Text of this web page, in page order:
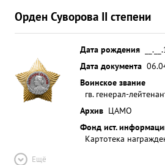
Орден Суворова II степени
Дата рождения
Дата документа
Воинское звание
гв. генерал-
Архив ЦАМО
Фонд ист.
Картотека
Ещё